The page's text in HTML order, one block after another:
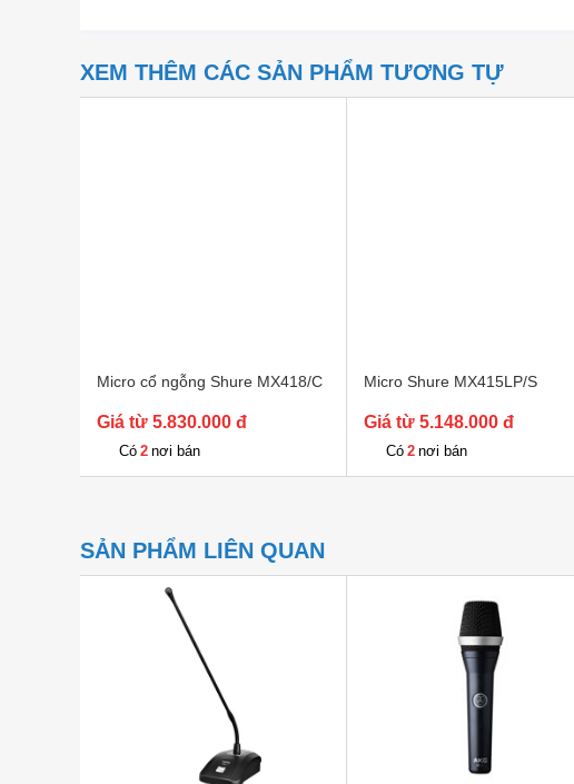
XEM THÊM CÁC SẢN PHẨM TƯƠNG TỰ
Micro cổ ngỗng Shure MX418/C
Giá từ 5.830.000 đ
Có 2 nơi bán
Micro Shure MX415LP/S
Giá từ 5.148.000 đ
Có 2 nơi bán
SẢN PHẨM LIÊN QUAN